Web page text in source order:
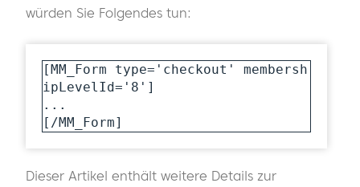
würden Sie Folgendes tun:
[MM_Form type='checkout' membersh
ipLevelId='8']
...
Dieser Artikel enthält weitere Details zur